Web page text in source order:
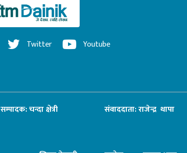
Twitter Youtube
सम्पादक: चन्दा क्षेत्री संवाददाता: राजेन्द्र थापा